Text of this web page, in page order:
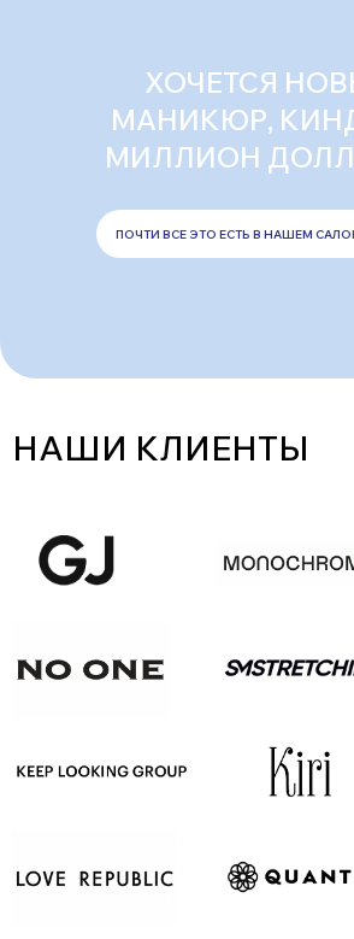
ХОЧЕТСЯ
МАНИКЮР,
МИЛЛИОН
ПОЧТИ ВСЕ ЭТО ЕСТЬ В НАШЕМ
НАШИ КЛИЕНТЫ